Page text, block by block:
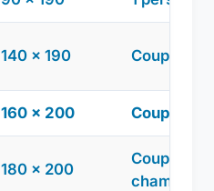
140 x 190 Couple
160 x 200 Couples
180 x 200
Couples
chambres